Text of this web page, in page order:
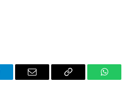
Email
Copy